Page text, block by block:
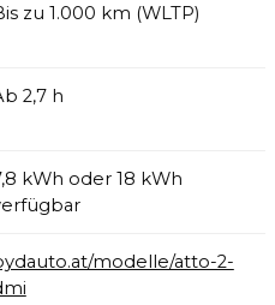
zu 1.000 km (WLTP)
2,7 h
kWh oder 18 kWh
modelle/atto-2-